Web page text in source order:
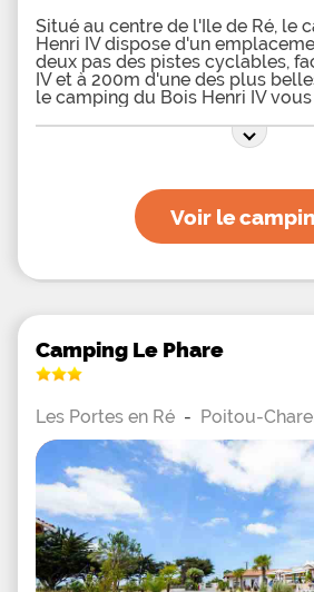
Situé au centre de l'Ile de Ré, le
Henri IV dispose d'un
deux pas des pistes cyclables,
IV et à 200m d'une des plus
le camping du Bois Henri IV
d'agréables vacances en
Voir le
Camping Le Phare
Les Portes en Ré - Poitou-